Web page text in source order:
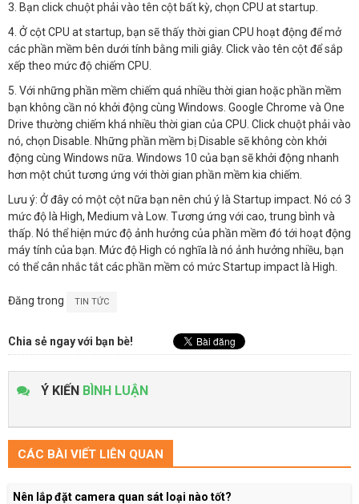
3. Bạn click chuột phải vào tên cột bất kỳ, chọn CPU at startup.
4. Ở cột CPU at startup, bạn sẽ thấy thời gian CPU hoạt động để mở
các phần mềm bên dưới tính bằng mili giây. Click vào tên cột để sắp
xếp theo mức độ chiếm CPU.
5. Với những phần mềm chiếm quá nhiều thời gian hoặc phần mềm
bạn không cần nó khởi động cùng Windows. Google Chrome và One
Drive thường chiếm khá nhiều thời gian của CPU. Click chuột phải vào
nó, chọn Disable. Những phần mềm bị Disable sẽ không còn khởi
động cùng Windows nữa. Windows 10 của bạn sẽ khởi động nhanh
hơn một chút tương ứng với thời gian phần mềm kia chiếm.
Lưu ý: Ở đây có một cột nữa bạn nên chú ý là Startup impact. Nó có 3
mức độ là High, Medium và Low. Tương ứng với cao, trung bình và
thấp. Nó thể hiện mức độ ảnh hưởng của phần mềm đó tới hoạt động
máy tính của bạn. Mức độ High có nghĩa là nó ảnh hưởng nhiều, bạn
có thể cân nhắc tắt các phần mềm có mức Startup impact là High.
Đăng trong TIN TỨC
Chia sẻ ngay với bạn bè!
Ý KIẾN BÌNH LUẬN
CÁC BÀI VIẾT LIÊN QUAN
Nên lắp đặt camera quan sát loại nào tốt?